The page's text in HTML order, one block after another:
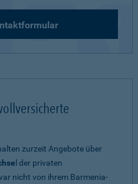
zurzeit Angebote über
l der privaten
nicht von ihrem Barmenia-